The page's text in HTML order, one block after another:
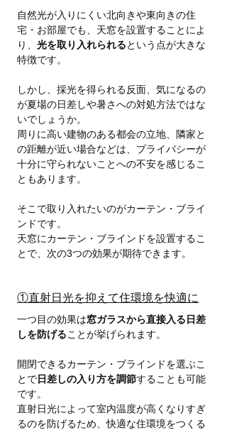
自然光が入りにくい北向きや東向きの住
宅・お部屋でも、天窓を設置することによ
り、 光を取り入れられるという点が大きな
特徴です。
しかし、採光を得られる反面、気になるの
が夏場の日差しや暑さへの対処方法ではな
いでしょうか。
周りに高い建物のある都会の立地、隣家と
の距離が近い場合などは、プライバシーが
十分に守られないことへの不安を感じるこ
ともあります。
そこで取り入れたいのがカーテン・ブライ
ンドです。
天窓にカーテン・ブラインドを設置するこ
とで、次の3つの効果が期待できます。
①直射日光を抑えて住環境を快適に
一つ目の効果は窓ガラスから直接入る日差
しを防げることが挙げられます。
開閉できるカーテン・ブラインドを選ぶこ
とで日差しの入り方を調節することも可能
です。
直射日光によって室内温度が高くなりすぎ
るのを防げるため、快適な住環境をつくる